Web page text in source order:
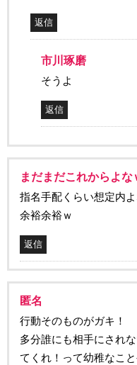
返信
市川琢磨
そうよ
返信
まだまだこれからよな
指名手配くらい想定内
余裕余裕ｗ
返信
匿名
行動そのものがガキ！
多分誰にも相手にされ
てくれ！って幼稚なこ